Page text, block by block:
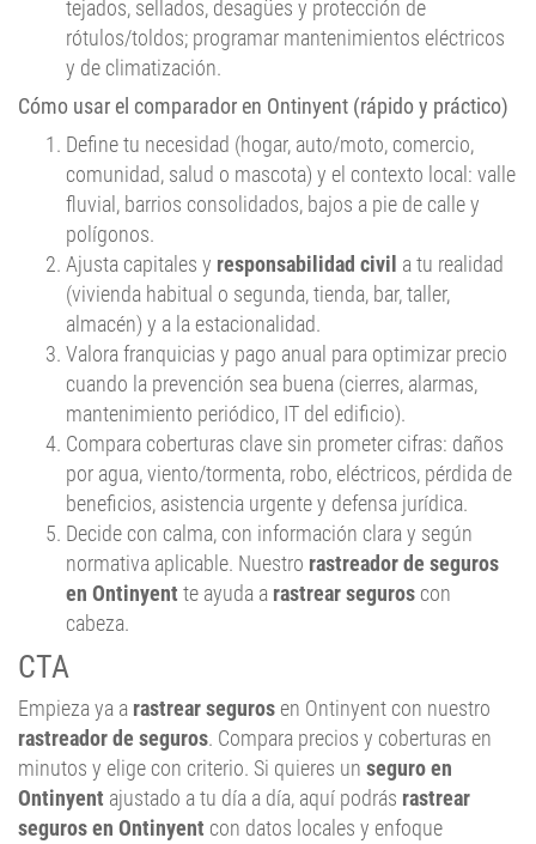
tejados, sellados, desagües y protección de
rótulos/toldos; programar mantenimientos eléctricos
y de climatización.
Cómo usar el comparador en Ontinyent (rápido y práctico)
Define tu necesidad (hogar, auto/moto, comercio,
comunidad, salud o mascota) y el contexto local: valle
fluvial, barrios consolidados, bajos a pie de calle y
polígonos.
Ajusta capitales y responsabilidad civil a tu realidad
(vivienda habitual o segunda, tienda, bar, taller,
almacén) y a la estacionalidad.
Valora franquicias y pago anual para optimizar precio
cuando la prevención sea buena (cierres, alarmas,
mantenimiento periódico, IT del edificio).
Compara coberturas clave sin prometer cifras: daños
por agua, viento/tormenta, robo, eléctricos, pérdida de
beneficios, asistencia urgente y defensa jurídica.
Decide con calma, con información clara y según
normativa aplicable. Nuestro rastreador de seguros
en Ontinyent te ayuda a rastrear seguros con
cabeza.
CTA
Empieza ya a rastrear seguros en Ontinyent con nuestro
rastreador de seguros. Compara precios y coberturas en
minutos y elige con criterio. Si quieres un seguro en
Ontinyent ajustado a tu día a día, aquí podrás rastrear
seguros en Ontinyent con datos locales y enfoque